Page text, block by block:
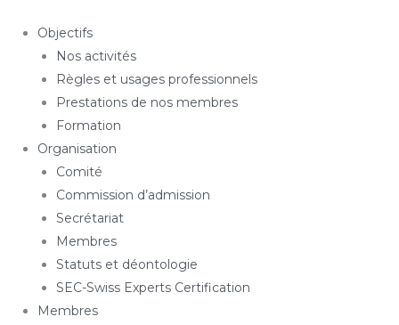
Objectifs
Nos activités
Règles et usages professionnels
Prestations de nos membres
Formation
Organisation
Comité
Commission d’admission
Secrétariat
Membres
Statuts et déontologie
SEC-Swiss Experts Certification
Membres